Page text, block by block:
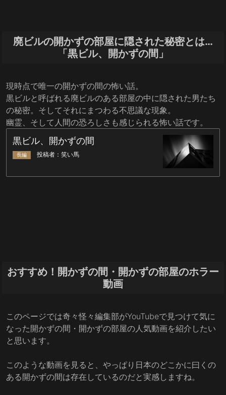
廃ビルの開かずの部屋に隠された秘密とは…
「黒ビル、開かずの間」
現時点で唯一の開かずの間の怖い話。
黒ビルと呼ばれる廃ビルのある部屋の中に隠された男たち
の秘密。そしてそれにまつわる不思議な現象。
幽霊、そして人間の恐ろしさも感じられる怖い話です。
おすすめ！開かずの間・開かずの部屋のホラー
動画
このページでは奇々怪々編集部がYouTubeで見つけて気に
なった開かずの間・開かずの部屋の人気動画を紹介したい
と思います。
このような動画を見ると、やっぱり日本のどこかに曰くの
ある開かずの間は存在しているのだと実感しますね。